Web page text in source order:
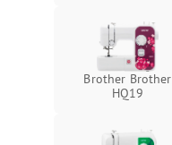
Brother Brother
HQ19